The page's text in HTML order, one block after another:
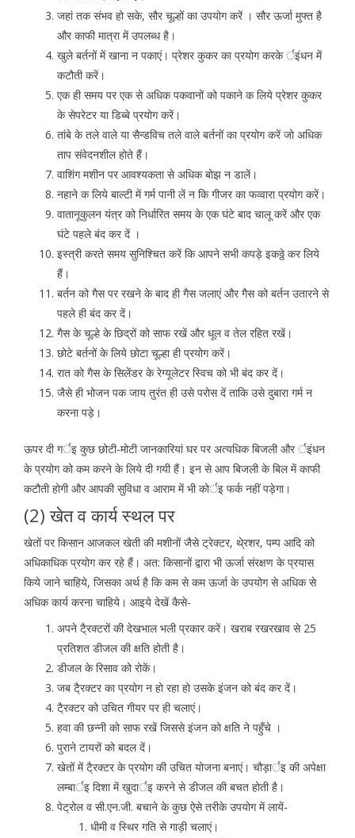
जहां तक संभव हो सके, सौर चूल्हों का उपयोग करें । सौर ऊर्जा मुफ्त है
और काफी मात्रा में उपलब्ध है।
खुले बर्तनों में खाना न पकाएं। प्रेशर कुकर का प्रयोग करके र्इंधन में
कटौती करें।
एक ही समय पर एक से अधिक पकवानों को पकाने क लिये प्रेशर कुकर
के सेपरेटर या डिब्बे प्रयोग करें।
तांबे के तले वाले या सैन्डविच तले वाले बर्तनों का प्रयोग करें जो अधिक
ताप संवेदनशील होते हैं।
वाशिंग मशीन पर आवश्यकता से अधिक बोझ न डालें।
नहाने क लिये बाल्टी में गर्म पानी लें न कि गीजर का फव्वारा प्रयोग करें।
वातानूकुलन यंत्र को निर्धारित समय के एक घंटे बाद चालू करें और एक
घंटे पहले बंद कर दें ।
इस्त्री करते समय सुनिश्चित करें कि आपने सभी कपड़े इकठ्ठे कर लिये
हैं।
बर्तन को गैस पर रखने के बाद ही गैस जलाएं और गैस को बर्तन उतारने से
पहले ही बंद कर दें।
गैस के चूल्हे के छिद्रों को साफ रखें और धूल व तेल रहित रखें।
छोटे बर्तनों के लिये छोटा चूल्हा ही प्रयोग करें।
रात को गैस के सिलेंडर के रेग्यूलेटर स्विच को भी बंद कर दें।
जैसे ही भोजन पक जाय तुरंत ही उसे परोस दें ताकि उसे दुबारा गर्म न
करना पड़े।
ऊपर दी गर्इ कुछ छोटी-मोटी जानकारियां घर पर अत्यधिक बिजली और र्इंधन
के प्रयोग को कम करने के लिये दी गयी हैं। इन से आप बिजली के बिल में काफी
कटौती होगी और आपकी सुविधा व आराम में भी कोर्इ फर्क नहीं पड़ेगा।
(2) खेत व कार्य स्थल पर
खेतों पर किसान आजकल खेती की मशीनों जैसे ट्रेक्टर, थे्रशर, पम्प आदि को
अधिकाधिक प्रयोग कर रहे हैं। अत: किसानों द्वारा भी ऊर्जा संरक्षण के प्रयास
किये जाने चाहिये, जिसका अर्थ है कि कम से कम ऊर्जा के उपयोग से अधिक से
अधिक कार्य करना चाहिये। आइये देखें कैसे-
अपने टै्रक्टरों की देखभाल भली प्रकार करें। खराब रखरखाव से 25
प्रतिशत डीजल की क्षति होती है।
डीजल के रिसाव को रोकें।
जब टै्रक्टर का प्रयोग न हो रहा हो उसके इंजन को बंद कर दें।
टै्रक्टर को उचित गीयर पर ही चलाएं।
हवा की छन्नी को साफ रखें जिससे इंजन को क्षति ने पहुँचे ।
पुराने टायरों को बदल दें।
खेतों में टै्रक्टर के प्रयोग की उचित योजना बनाएं। चौड़ार्इ की अपेक्षा
लम्बार्इ दिशा में खुदार्इ करने से डीजल की बचत होती है।
पेट्रोल व सी.एन.जी. बचाने के कुछ ऐसे तरीके उपयोग में लायें-
धीमी व स्थिर गति से गाड़ी चलाएं।